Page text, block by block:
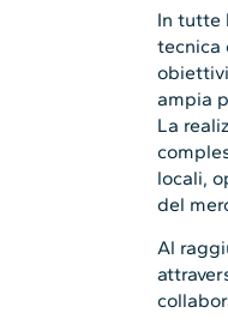
In tutte
tecnica
ampia
La
locali,
del
Al